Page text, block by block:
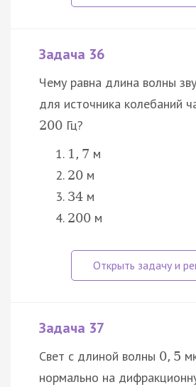
Задача 36
Чему равна длина волны
для источника колебаний
200 Гц?
1 , 7м
20 м
34 м
200 м
Задача 37
Свет с длиной волны 0, 5
нормально на